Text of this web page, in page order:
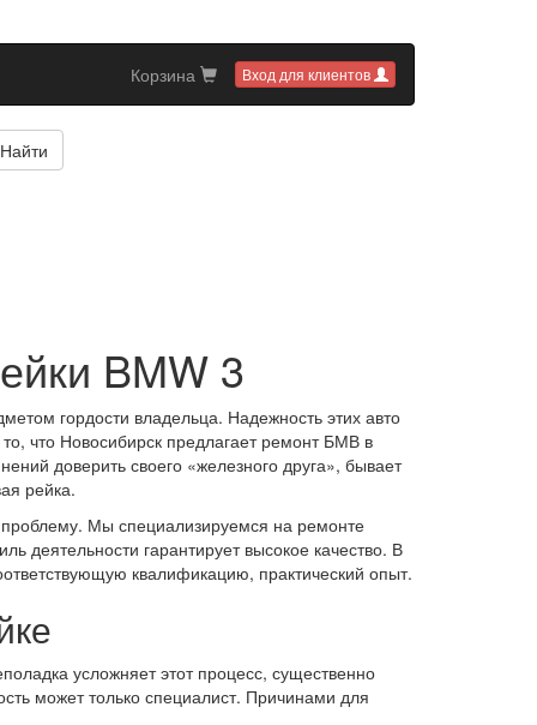
Вход для клиентов
Корзина
Найти
BMW 3
гордости владельца. Надежность этих авто
что Новосибирск предлагает ремонт БМВ в
доверить своего «железного друга», бывает
рейка.
Мы специализируемся на ремонте
деятельности гарантирует высокое качество. В
квалификацию, практический опыт.
усложняет этот процесс, существенно
может только специалист. Причинами для